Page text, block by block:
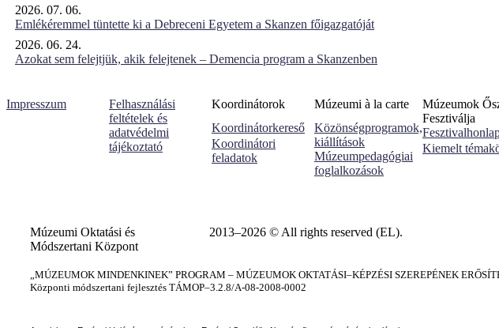
2026. 07. 06.
Emlékéremmel tüntette ki a Debreceni Egyetem a Skanzen főigazgatóját
2026. 06. 24.
Azokat sem felejtjük, akik felejtenek – Demencia program a Skanzenben
Impresszum
Felhasználási
feltételek és
adatvédelmi
tájékoztató
Koordinátorok
Koordinátorkereső
Koordinátori
feladatok
Múzeumi à la carte
Közönségprogramok,
kiállítások
Múzeumpedagógiai
foglalkozások
Múzeumok
Fesztiválja
Kiemelt
Múzeumi Oktatási és
Módszertani Központ
2013–2026 © All rights reserved (EL).
„MÚZEUMOK MINDENKINEK” PROGRAM – MÚZEUMOK OKTATÁSI–KÉPZÉSI SZEREPÉNEK
Központi módszertani fejlesztés TÁMOP–3.2.8/A-08-2008-0002